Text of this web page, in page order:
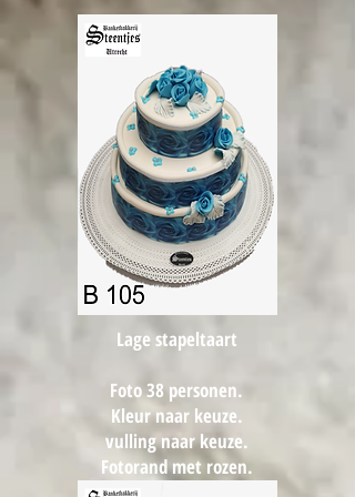
Lage stapeltaart
Foto 38 personen.
Kleur naar keuze.
vulling naar keuze.
Fotorand met rozen.